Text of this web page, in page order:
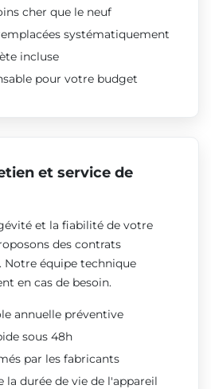
cher que le neuf
systématiquement
incluse
pour votre budget
et service de
et la fiabilité de votre
des contrats
Notre équipe technique
en cas de besoin.
annuelle préventive
sous 48h
par les fabricants
la durée de vie de l'appareil